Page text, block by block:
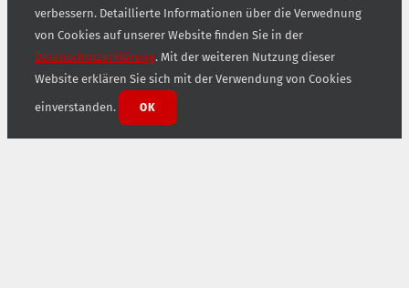
verbessern. Detaillierte Informationen über die Verwednung
von Cookies auf unserer Website finden Sie in der
Datenschutzerklärung. Mit der weiteren Nutzung dieser
Website erklären Sie sich mit der Verwendung von Cookies
einverstanden. OK